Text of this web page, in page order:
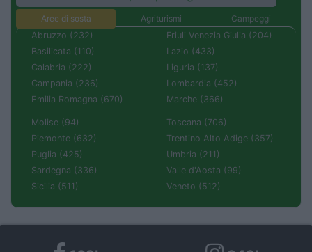
Aree di sosta Agriturismi
Campeggi
Abruzzo (232)
Basilicata (110)
Calabria (222)
Campania (236)
Emilia Romagna (670)
Friuli Venezia Giulia (204)
Lazio (433)
Liguria (137)
Lombardia (452)
Marche (366)
Molise (94)
Piemonte (632)
Puglia (425)
Sardegna (336)
Sicilia (511)
Toscana (706)
Trentino Alto Adige (357)
Umbria (211)
Valle d'Aosta (99)
Veneto (512)